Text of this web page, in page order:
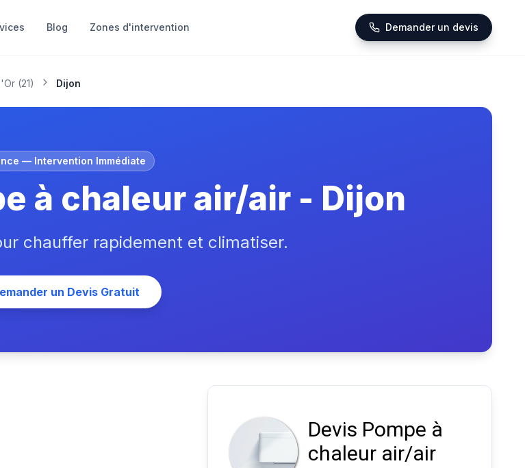
Blog Zones d'intervention Demander un devis
(21) Dijon
— Intervention Immédiate
à chaleur air/air - Dijon
chauffer rapidement et climatiser.
un Devis Gratuit
Devis Pompe à
chaleur air/air